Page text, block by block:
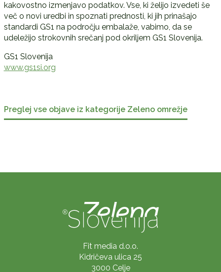
kakovostno izmenjavo podatkov. Vse, ki želijo izvedeti še
več o novi uredbi in spoznati prednosti, ki jih prinašajo
standardi GS1 na področju embalaže, vabimo, da se
udeležijo strokovnih srečanj pod okriljem GS1 Slovenija.
GS1 Slovenija
www.gs1si.org
Preglej vse objave iz kategorije Zeleno omrežje
Fit media d.o.o.
Kidričeva ulica 25
3000 Celje